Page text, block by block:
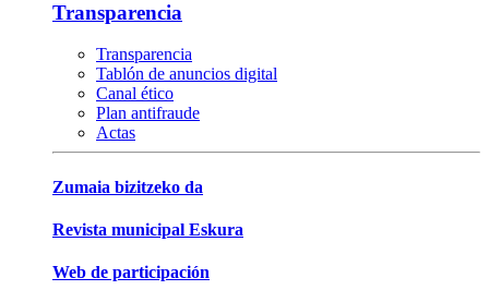
Transparencia
Transparencia
Tablón de anuncios digital
Canal ético
Plan antifraude
Actas
Zumaia bizitzeko da
Revista municipal Eskura
Web de participación